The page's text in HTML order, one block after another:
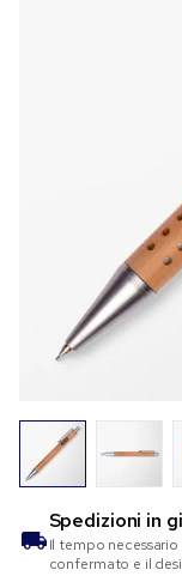
Spedizioni in
Il tempo
confermato e il